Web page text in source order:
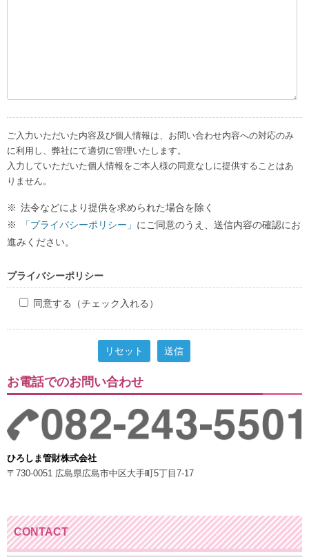
ご入力いただいた内容及び個人情報は、お問い合わせ内容への対応のみ
に利用し、弊社にて適切に管理いたします。
入力していただいた個人情報をご本人様の同意なしに提供することはあ
りません。
法令などにより提供を求められた場合を除く
「プライバシーポリシー」 にご同意のうえ、送信内容の確認にお
進みください。
プライバシーポリシー
同意する（チェック入れる）
お電話でのお問い合わせ
ひろしま管財株式会社
〒730-0051 広島県広島市中区大手町5丁目7-17
CONTACT